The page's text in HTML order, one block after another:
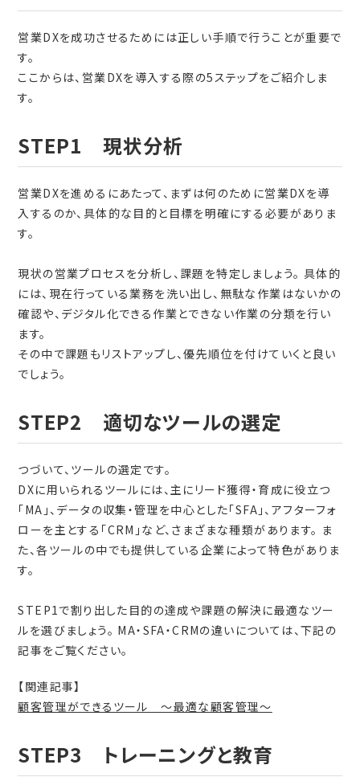
営業DXを成功させるためには正しい手順で行うことが重要で
す。
ここからは、営業DXを導入する際の5ステップをご紹介しま
す。
STEP1 現状分析
営業DXを進めるにあたって、まずは何のために営業DXを導
入するのか、具体的な目的と目標を明確にする必要がありま
す。
現状の営業プロセスを分析し、課題を特定しましょう。 具体的
には、現在行っている業務を洗い出し、無駄な作業はないかの
確認や、デジタル化できる作業とできない作業の分類を行い
ます。
その中で課題もリストアップし、優先順位を付けていくと良い
でしょう。
STEP2 適切なツールの選定
つづいて、ツールの選定です。
DXに用いられるツールには、主にリード獲得・育成に役立つ
「MA」、データの収集・管理を中心とした「SFA」、アフターフォ
ローを主とする「CRM」など、さまざまな種類があります。 ま
た、各ツールの中でも提供している企業によって特色がありま
す。
STEP1で割り出した目的の達成や課題の解決に最適なツー
ルを選びましょう。 MA・SFA・CRMの違いについては、下記の
記事をご覧ください。
【関連記事】
顧客管理ができるツール ～最適な顧客管理～
STEP3 トレーニングと教育